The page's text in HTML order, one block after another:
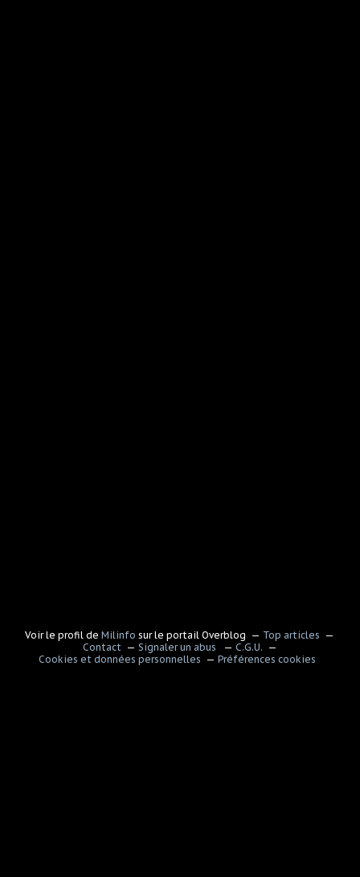
Voir le profil deMilinfo sur le portail Overblog
Top articles
Contact
Signaler un abus
C.G.U.
Cookies et données personnelles
Préférences cookies